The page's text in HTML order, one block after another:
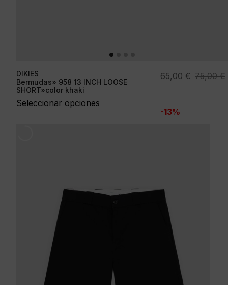
DIKIES
Bermudas» 958 13 INCH LOOSE
SHORT»color khaki
Seleccionar opciones
75,00€
El
era:
65,00 €
El
es:
-13%